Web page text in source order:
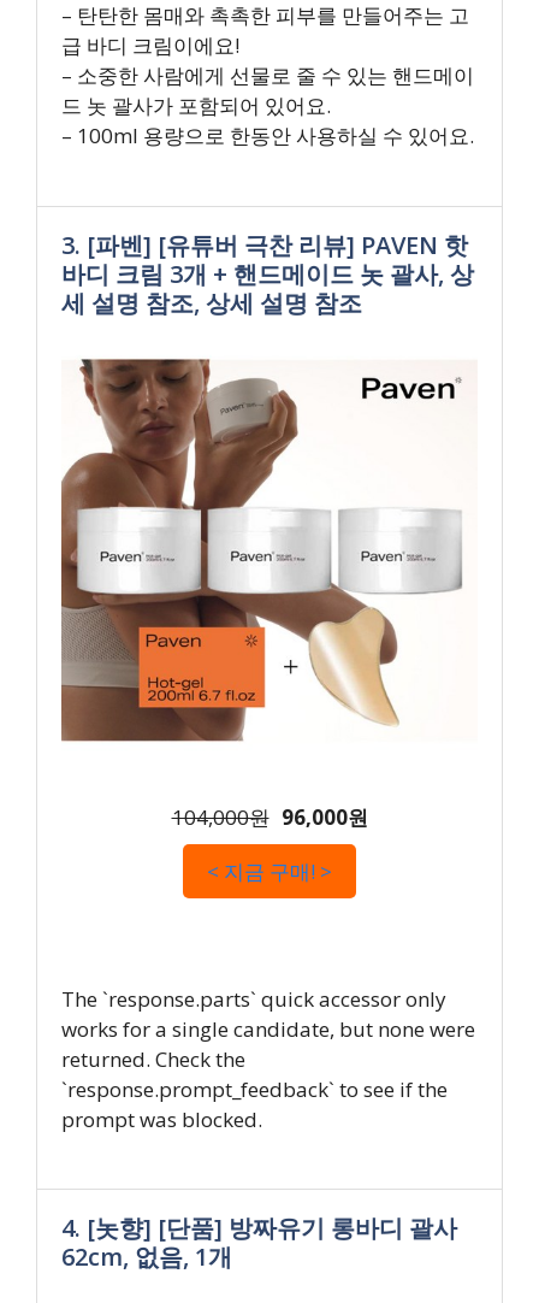
– 탄탄한 몸매와 촉촉한 피부를 만들어주는 고
급 바디 크림이에요!
– 소중한 사람에게 선물로 줄 수 있는 핸드메이
드 놋 괄사가 포함되어 있어요.
– 100ml 용량으로 한동안 사용하실 수 있어요.
3. [파벤] [유튜버 극찬 리뷰] PAVEN 핫
바디 크림 3개 + 핸드메이드 놋 괄사, 상
세 설명 참조, 상세 설명 참조
104,000원 96,000원
< 지금 구매! >
The `response.parts` quick accessor only
works for a single candidate, but none were
returned. Check the
`response.prompt_feedback` to see if the
prompt was blocked.
4. [놋향] [단품] 방짜유기 롱바디 괄사
62cm, 없음, 1개